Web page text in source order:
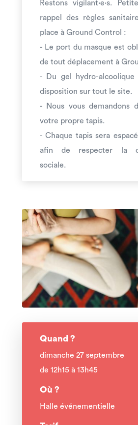
Restons vigilant·e·s.
rappel des règles
place à Ground Control :
- Le port du masque est
de tout déplacement à
- Du gel hydro-
disposition sur tout le site.
- Nous vous demandons
votre propre tapis.
- Chaque tapis sera
afin de respecter la
sociale.
Quand ?
dimanche 27 septembre
de 12h15 à 13h45
Où ?
Halle événementielle